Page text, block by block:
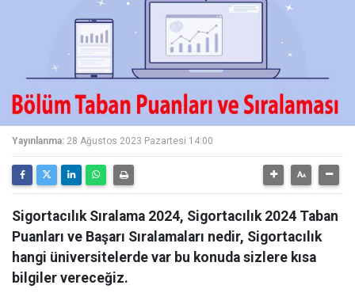
Yayınlanma: 28 Ağustos 2023 Pazartesi 14:00
Sigortacılık Sıralama 2024, Sigortacılık 2024 Taban
Puanları ve Başarı Sıralamaları nedir, Sigortacılık
hangi üniversitelerde var bu konuda sizlere kısa
bilgiler vereceğiz.